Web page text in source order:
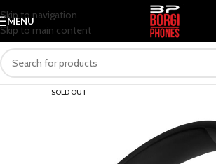
Skip to navigation
Skip to main content
MENU
SOLD OUT